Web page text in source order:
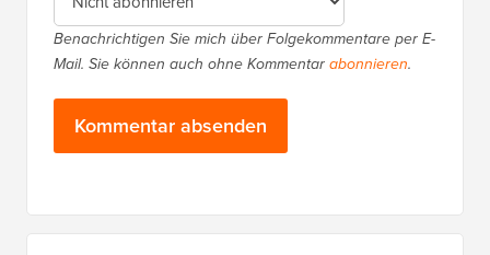
Benachrichtigen Sie mich über Folgekommentare per E-
Mail. Sie können auch ohne Kommentarabonnieren.